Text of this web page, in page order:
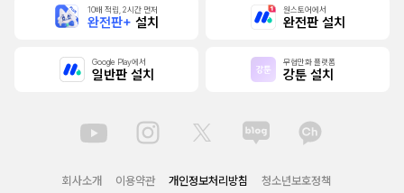
10배 적립, 2시간 먼저
완전판+ 설치
원스토어에서
완전판 설치
Google Play에서
일반판 설치
무협만화 플랫폼
강툰 설치
회사소개 이용약관 개인정보처리방침 청소년보호정책